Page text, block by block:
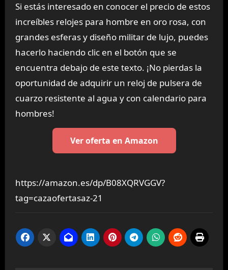
Si estás interesado en conocer el precio de estos
increíbles relojes para hombre en oro rosa, con
grandes esferas y diseño militar de lujo, puedes
hacerlo haciendo clic en el botón que se
encuentra debajo de este texto. ¡No pierdas la
oportunidad de adquirir un reloj de pulsera de
cuarzo resistente al agua y con calendario para
hombres!
Ver oferta en Amazon
https://amazon.es/dp/B08XQRVGGV?
tag=cazaofertasaz-21